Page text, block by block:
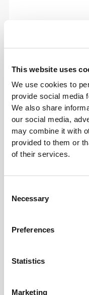
This website uses
We use cookies to
provide social media
We also share
our social media,
may combine it with
provided to them or
of their services.
Selection
Necessary
Preferences
Statistics
Marketing
To move
is the motto.
Total freedom of